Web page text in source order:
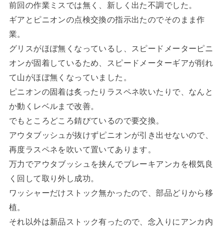
前回の作業ミスでは無く、新しく出た不調でした。
ギアとピニオンの点検交換の指示出たのでそのまま作
業。
グリスがほぼ無くなっているし、スピードメーターピニ
オンが固着しているため、スピードメーターギアが削れ
て山がほぼ無くなっていました。
ピニオンの固着は炙ったりラスペネ吹いたりで、なんと
か動くレベルまで改善。
でもところどころ錆びているので要交換。
アウタブッシュが抜けずピニオンが引き出せないので、
再度ラスペネを吹いて置いてあります。
万力でアウタブッシュを挟んでブレーキアンカを根気良
く回して取り外し成功。
ワッシャーだけストック無かったので、部品どりから移
植。
それ以外は新品ストック有ったので、念入りにアンカ内